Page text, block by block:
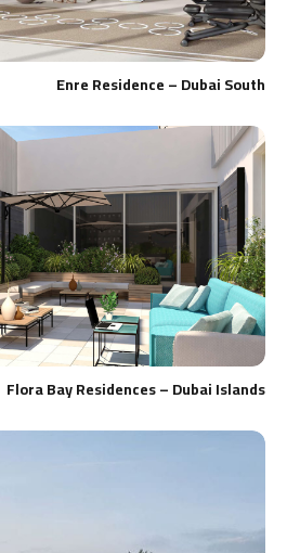
Enre Residence – Dubai South
Flora Bay Residences – Dubai Islands